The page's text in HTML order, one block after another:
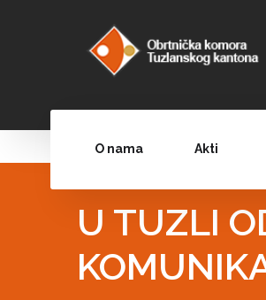
O nama Akti
U TUZLI